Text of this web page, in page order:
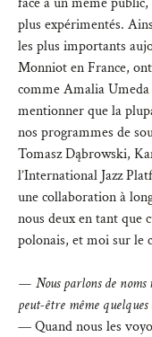
plus expérimentés.
les plus importants
Monniot en France,
comme Amalia
mentionner que la
nos programmes de
Tomasz Dąbrowski,
l’International Jazz
une collaboration à
nous deux en tant que
polonais, et moi sur le
— Nous parlons de noms
peut-être même quelques
— Quand nous les